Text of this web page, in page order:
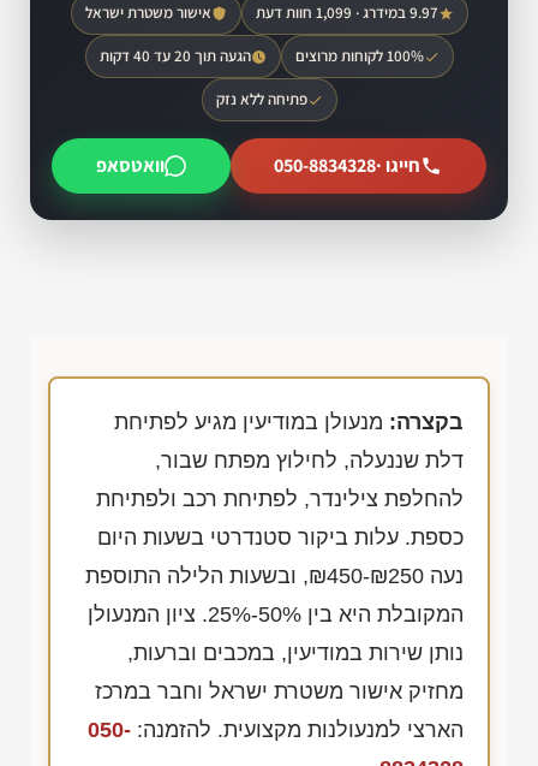
9.97 במידרג · 1,099 חוות דעת אישור משטרת ישראל
100% לקוחות מרוצים הגעה תוך 20 עד 40 דקות
פתיחה ללא נזק
חייגו ·050-8834328 וואטסאפ
בקצרה: מנעולן במודיעין מגיע לפתיחת
דלת שננעלה, לחילוץ מפתח שבור,
להחלפת צילינדר, לפתיחת רכב ולפתיחת
כספת. עלות ביקור סטנדרטי בשעות היום
נעה ₪450-₪250, ובשעות הלילה התוספת
המקובלת היא בין 50%-25%. ציון המנעולן
נותן שירות במודיעין, במכבים וברעות,
מחזיק אישור משטרת ישראל וחבר במרכז
הארצי למנעולנות מקצועית. להזמנה: 050-